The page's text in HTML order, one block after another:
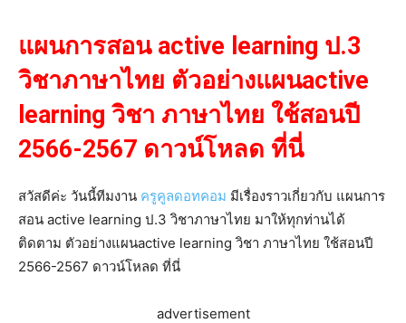
แผนการสอน active learning ป.3
วิชาภาษาไทย ตัวอย่างแผนactive
learning วิชา ภาษาไทย ใช้สอนปี
2566-2567 ดาวน์โหลด ที่นี่
สวัสดีค่ะ วันนี้ทีมงาน ครูคูลดอทคอม มีเรื่องราวเกี่ยวกับ แผนการ
สอน active learning ป.3 วิชาภาษาไทย มาให้ทุกท่านได้
ติดตาม ตัวอย่างแผนactive learning วิชา ภาษาไทย ใช้สอนปี
2566-2567 ดาวน์โหลด ที่นี่
advertisement